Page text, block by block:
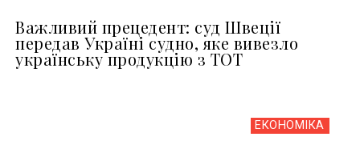
Важливий прецедент: суд Швеції
передав Україні судно, яке вивезло
українську продукцію з ТОТ
ЕКОНОМІКА